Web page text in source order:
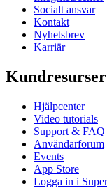
Socialt ansvar
Kontakt
Nyhetsbrev
Karriär
Kundresurser
Hjälpcenter
Video tutorials
Support & FAQ
Användarforum
Events
App Store
Logga in i